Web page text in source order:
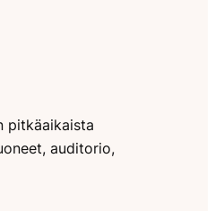
pitkäaikaista
auditorio,